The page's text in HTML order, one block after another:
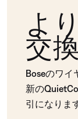
よ
交換
Boseのワ
新の
引になりま